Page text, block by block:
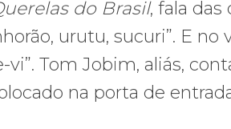
do Brasil, fala das
urutu, sucuri”. E
vi”. Tom Jobim, aliás,
na porta de